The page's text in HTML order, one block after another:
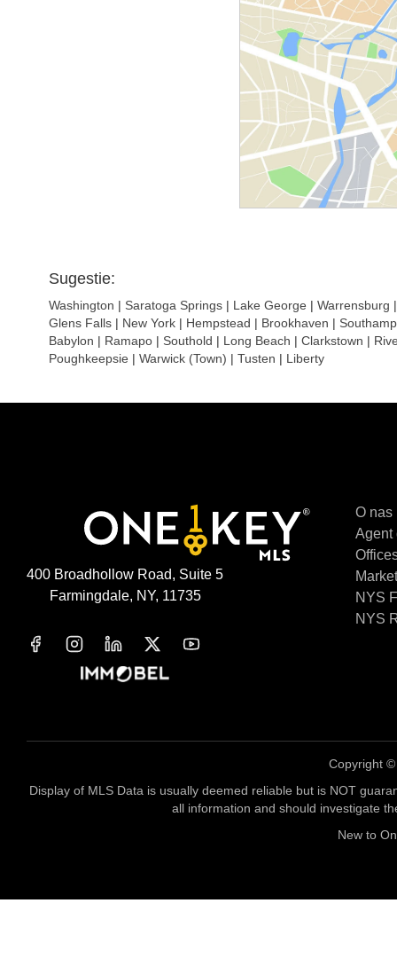
Sugestie:
Washington | Saratoga Springs | Lake George | Warrensburg
Glens Falls | New York | Hempstead | Brookhaven |
Babylon | Ramapo | Southold | Long Beach | Clarkstown |
Poughkeepsie | Warwick (Town) | Tusten | Liberty
400 Broadhollow Road, Suite 5
Farmingdale, NY, 11735
O nas
Agent
NYS
NYS
Copyright
Display of MLS Data is usually deemed reliable but is NOT
all information and should investigate
New to